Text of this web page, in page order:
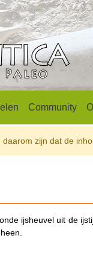
Community
zijn dat de
ijsheuvel uit de